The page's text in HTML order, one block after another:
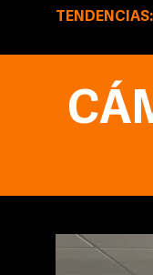
TENDENCIAS: